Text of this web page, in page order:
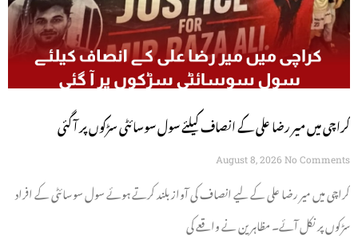
کراچی میں میر رضا علی کے انصاف کیلئے سول سوسائٹی سڑکوں پر آ گئی
August 8, 2026 No Comments
کراچی میں میر رضا علی کے لیے انصاف کی آواز بلند کرتے ہوئے سول سوسائٹی کے افراد
سڑکوں پر نکل آئے۔ مظاہرین نے واقعے کی